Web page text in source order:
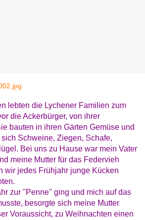
lebten die Lychener Familien zum
die Ackerbürger, von ihrer
bauten in ihren Gärten Gemüse und
Schweine, Ziegen, Schafe,
Bei uns zu Hause war mein Vater
meine Mutter für das Federvieh
wir jedes Frühjahr junge Kücken
zur "Penne" ging und mich auf das
besorgte sich meine Mutter
Voraussicht, zu Weihnachten einen